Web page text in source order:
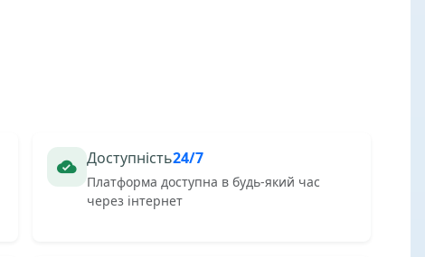
Доступність24/7
Платформа доступна в будь-який час
через інтернет